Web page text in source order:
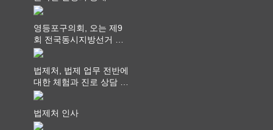
영등포구의회, 오는 제9
회 전국동시지방선거 ‧
"공직사회는 어느 때보다
를 지켜야 할 것"
법제처, 법제 업무 전반에
대한 체험과 진로 상담 기
회 제공
법제처 인사